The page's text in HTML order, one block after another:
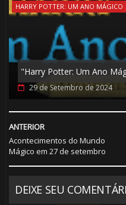
HARRY POTTER: UM ANO MÁGICO
"Harry Potter: Um Ano
29 de Setembro de 2024
ANTERIOR
Acontecimentos do Mundo
Mágico em 27 de setembro
DEIXE SEU
🎈
🎂